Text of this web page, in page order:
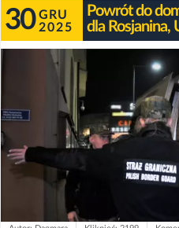
30 GRU
2025
Powrót do
dla Rosjanina,